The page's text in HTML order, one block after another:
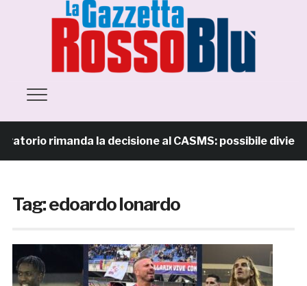
rimanda la decisione al CASMS: possibile divieto
Tag:edoardo lonardo